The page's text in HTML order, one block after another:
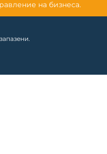
на бизнеса.